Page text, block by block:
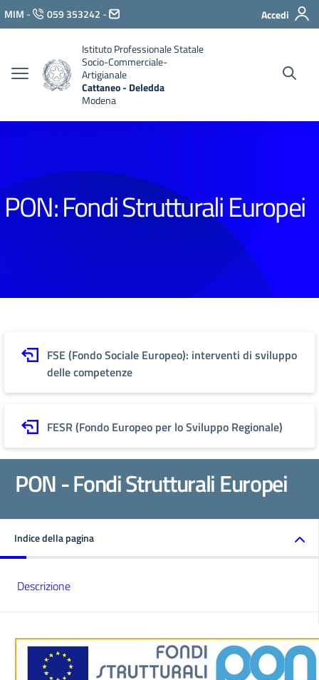
Vai ai contenuti
Vai al menu di navigazione
Vai al footer
MIM - 059 353242 - Accedi
Istituto Professionale Statale
Socio-Commerciale-
Artigianale
Cattaneo - Deledda
Modena
PON: Fondi Strutturali Europei
FSE (Fondo Sociale Europeo): interventi di sviluppo
delle competenze
FESR (Fondo Europeo per lo Sviluppo Regionale)
PON - Fondi Strutturali Europei
Indice della pagina
Descrizione